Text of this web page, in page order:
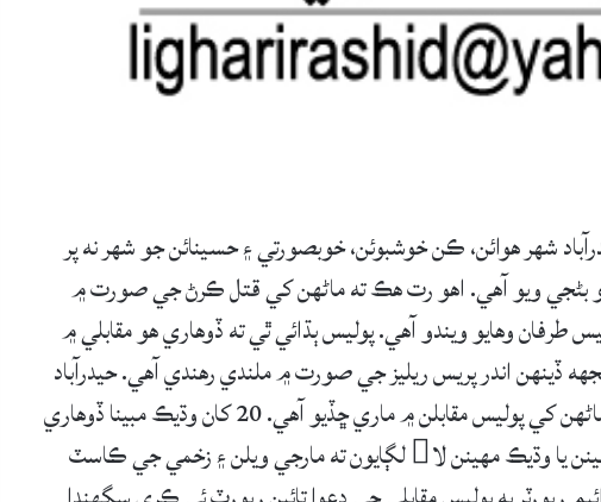
شهر هوائن، ڪن خوشبوئن، خوبصورتي ۽ حسينائن جو شهر نه پر
بڻجي ويو آهي. اهو رت هڪ ته ماڻهن کي قتل ڪرڻ جي صورت ۾
طرفان وهايو ويندو آهي. پوليس ٻڌائي ٿي ته ڏوهاري هو مقابلي ۾
ڏينهن اندر پريس ريليز جي صورت ۾ ملندي رهندي آهي. حيدرآباد
۾ پوليس ڪو ٻن مهينن اندر 10 کن ماڻهن کي پوليس مقابلن ۾ ماري ڇڏيو آهي. 20 کان وڌيڪ مبينا ڏوهاري
زخمي به ڪيا ويا آهن. اهو ڪاٿو 4 مهينن يا وڌيڪ مهينن لا لڳايون ته مارجي ويلن ۽ زخمي جي ڪاسٽ